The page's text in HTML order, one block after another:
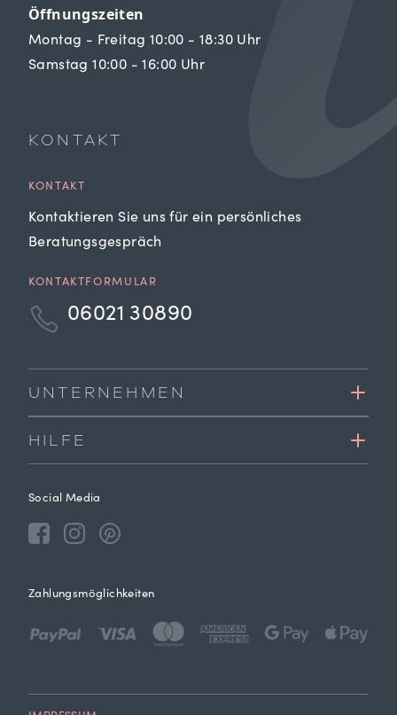
Öffnungszeiten
Montag - Freitag 10:00 - 18:30 Uhr
Samstag 10:00 - 16:00 Uhr
KONTAKT
KONTAKT
Kontaktieren Sie uns für ein persönliches
Beratungsgespräch
KONTAKTFORMULAR
06021 30890
UNTERNEHMEN
HILFE
Social Media
Zahlungsmöglichkeiten